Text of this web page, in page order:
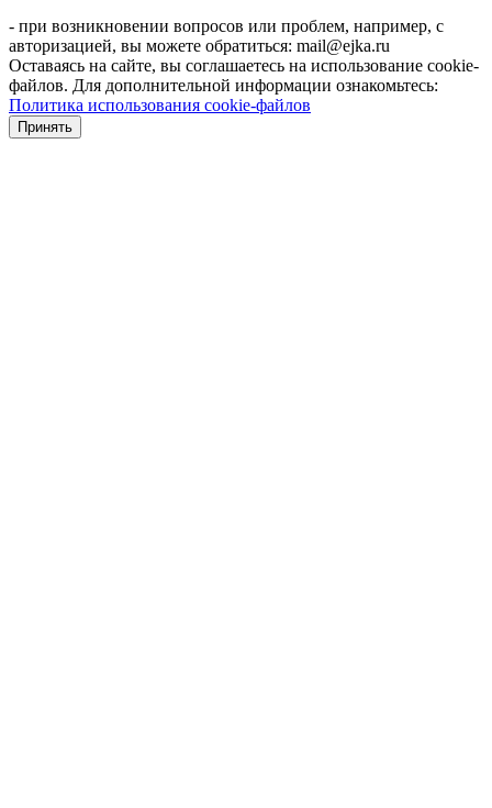
- при возникновении вопросов или проблем, например, с
авторизацией, вы можете обратиться: mail@ejka.ru
Оставаясь на сайте, вы соглашаетесь на использование cookie-
файлов. Для дополнительной информации ознакомьтесь:
Политика использования cookie-файлов
Принять